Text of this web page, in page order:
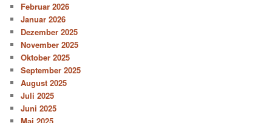
Februar 2026
Januar 2026
Dezember 2025
November 2025
Oktober 2025
September 2025
August 2025
Juli 2025
Juni 2025